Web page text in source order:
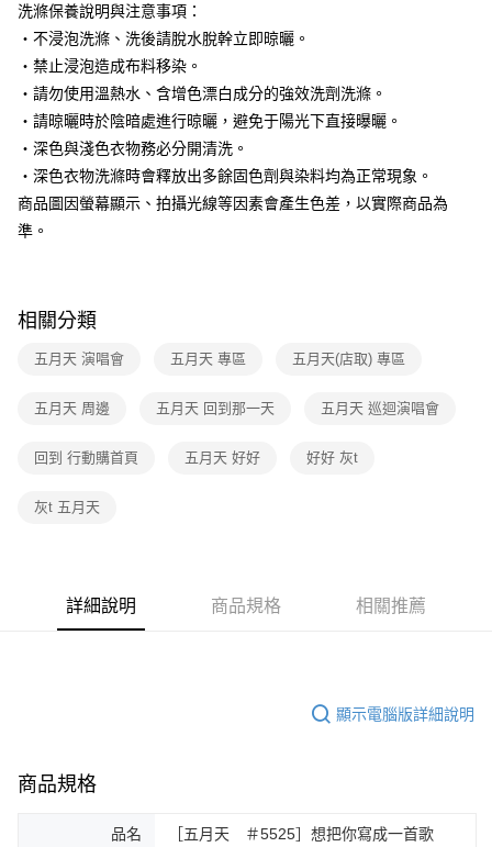
免運費
洗滌保養說明與注意事項：
‧不浸泡洗滌、洗後請脫水脫幹立即晾曬。
‧禁止浸泡造成布料移染。
‧請勿使用溫熱水、含增色漂白成分的強效洗劑洗滌。
‧請晾曬時於陰暗處進行晾曬，避免于陽光下直接曝曬。
‧深色與淺色衣物務必分開清洗。
‧深色衣物洗滌時會釋放出多餘固色劑與染料均為正常現象。
商品圖因螢幕顯示、拍攝光線等因素會產生色差，以實際商品為
準。
相關分類
五月天 演唱會 五月天 專區 五月天(店取) 專區
五月天 周邊 五月天 回到那一天 五月天 巡迴演唱會
回到 行動購首頁 五月天 好好 好好 灰t
灰t 五月天
詳細說明 商品規格 相關推薦
顯示電腦版詳細說明
商品規格
品名
［五月天 ＃5525］想把你寫成一首歌